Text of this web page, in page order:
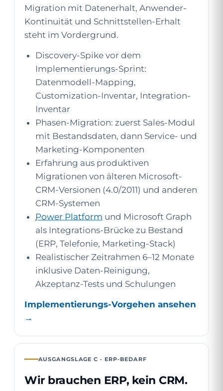
Migration mit Datenerhalt, Anwender-
Kontinuität und Schnittstellen-Erhalt
steht im Vordergrund.
Discovery-Spike vor dem
Implementierungs-Sprint:
Datenmodell-Mapping,
Customization-Inventar, Integration-
Inventar
Phasen-Migration: zuerst Sales-Modul
mit Bestandsdaten, dann Service- und
Marketing-Komponenten
Erfahrung aus produktiven
Migrationen von älteren Microsoft-
CRM-Versionen (4.0/2011) und anderen
CRM-Systemen
Power Platform und Microsoft Graph
als Integrations-Brücke zu Bestand
(ERP, Telefonie, Marketing-Stack)
Realistischer Zeitrahmen 6–12 Monate
inklusive Daten-Reinigung,
Akzeptanz-Tests und Schulungen
Implementierungs-Vorgehen ansehen
→
AUSGANGSLAGE C · ERP-BEDARF
Wir brauchen ERP, kein CRM.